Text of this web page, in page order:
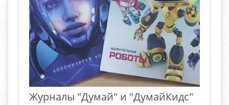
Журналы "Думай" и "ДумайКидс"